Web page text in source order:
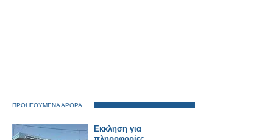
ΠΡΟΗΓΟΥΜΕΝΑ ΑΡΘΡΑ
Εκκληση για